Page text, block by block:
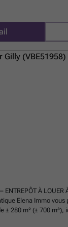
(frais partagés)
ENTREPÔT À LOUER
Elena Immo
± 280 m² (± 700 m³),